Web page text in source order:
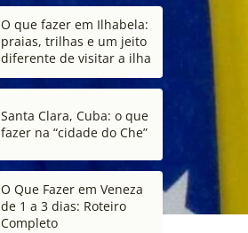
O que fazer em Ilhabela:
praias, trilhas e um jeito
diferente de visitar a ilha
Santa Clara, Cuba: o que
fazer na “cidade do Che”
O Que Fazer em Veneza
de 1 a 3 dias: Roteiro
Completo